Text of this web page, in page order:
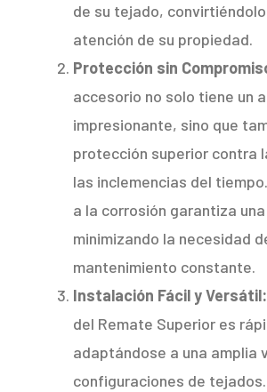
de su tejado,
atención de su propiedad.
Protección sin
accesorio no solo tiene un
impresionante, sino que
protección superior contra
las inclemencias del
a la corrosión garantiza
minimizando la necesidad
mantenimiento constante.
Instalación Fácil y Versátil:
del Remate Superior es
adaptándose a una amplia
configuraciones de tejados.